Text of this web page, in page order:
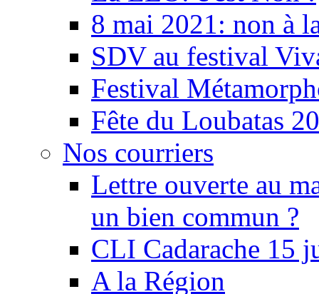
8 mai 2021: non à
SDV au festival
Festival
Fête du Loubatas
Nos courriers
Lettre ouverte au
un bien commun ?
CLI Cadarache 15
A la Région